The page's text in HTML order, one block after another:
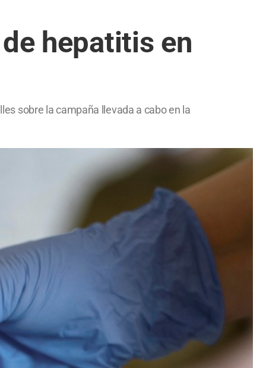
hepatitis en
sobre la campaña llevada a cabo en la